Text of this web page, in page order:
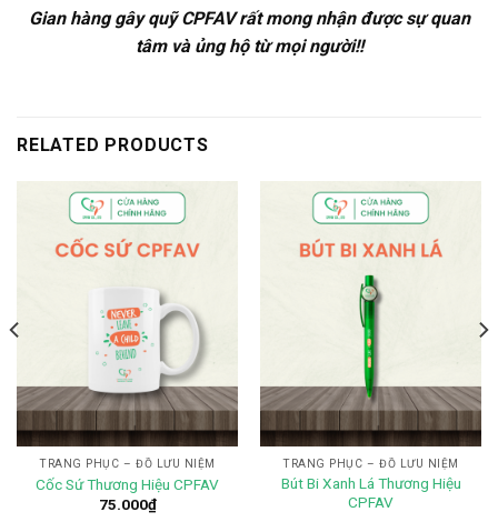
Gian hàng gây quỹ CPFAV rất mong nhận được sự quan
tâm và ủng hộ từ mọi người!!
RELATED PRODUCTS
TRANG PHỤC – ĐỒ LƯU NIỆM
Cốc Sứ Thương Hiệu CPFAV
75.000₫
TRANG PHỤC – ĐỒ LƯU NIỆM
Bút Bi Xanh Lá Thương Hiệu
CPFAV